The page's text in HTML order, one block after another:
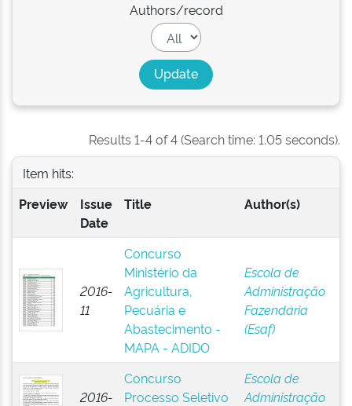
Authors/record
Results 1-4 of 4 (Search time: 1.05 seconds).
Item hits:
Preview
Issue
Date
Title Author(s)
2016-
11
Concurso
Ministério da
Agricultura,
Pecuária e
Abastecimento -
MAPA - ADIDO
Escola de
Administração
Fazendária
(Esaf)
2016-
Concurso
Processo Seletivo
Escola de
Administração